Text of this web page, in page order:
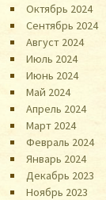
Октябрь 2024
Сентябрь 2024
Август 2024
Июль 2024
Июнь 2024
Май 2024
Апрель 2024
Март 2024
Февраль 2024
Январь 2024
Декабрь 2023
Ноябрь 2023